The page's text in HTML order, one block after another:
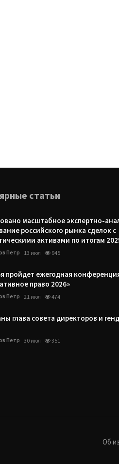
статьи
масштабное экспертно-
российского рынка сделок с
активами по итогам
Петр 13 июл 945
пройдет ежегодная
право 2026»
Петр 21 июл 474
глава совета директоров и
Петр 30 июл 351
Об